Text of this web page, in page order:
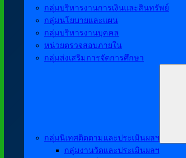
กลุ่มบริหารงานการเงินและสินทรัพย์
กลุ่มนโยบายและแผน
กลุ่มบริหารงานบุคคล
หน่วยตรวจสอบภายใน
กลุ่มส่งเสริมการจัดการศึกษา
กลุ่มนิเทศติดตามและประเมินผลฯ
กลุ่มงานวัดและประเมินผลฯ